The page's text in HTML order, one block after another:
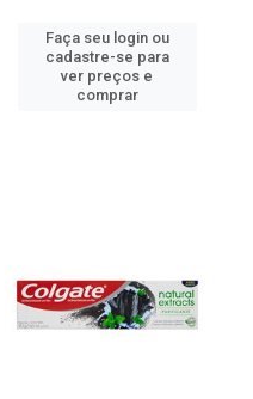
Faça seu login ou
cadastre-se para
ver preços e
comprar